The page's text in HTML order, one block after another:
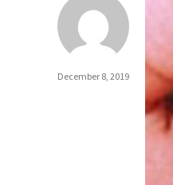
December 8, 2019